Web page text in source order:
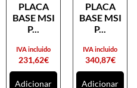
PLACA
BASE MSI
P...
231,62€
IVA incluido
Adicionar
PLACA
BASE MSI
P...
340,87€
IVA incluido
Adicionar